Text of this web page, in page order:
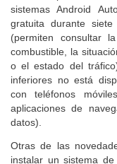
tiene una pantalla
sistemas Android
gratuita durante
(permiten consultar
combustible, la
o el estado del
inferiores no está
con teléfonos
aplicaciones de
Otras de las